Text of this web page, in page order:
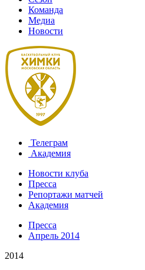
Команда
Медиа
Новости
Телеграм
Академия
Новости клуба
Пресса
Репортажи матчей
Академия
Пресса
Апрель 2014
2014